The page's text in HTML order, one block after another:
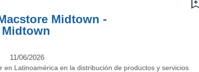
Midtown -
11/06/2026
en Latinoamérica en la distribución de productos y servicios